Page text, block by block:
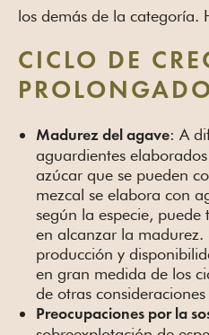
los demás de la categoría.
CICLO DE
Madurez del agave: A
aguardientes
azúcar que se pueden
mezcal se elabora con
según la especie,
en alcanzar la madurez.
producción y
en gran medida de los
de otras
Preocupaciones por la